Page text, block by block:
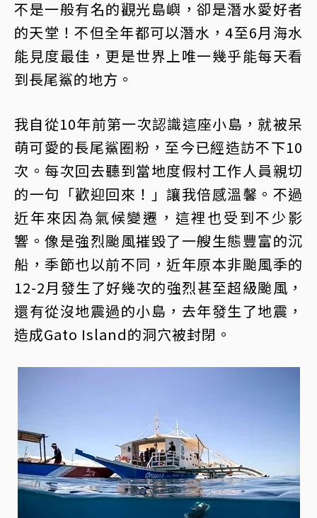
不是一般有名的觀光島嶼，卻是潛水愛好者
的天堂！不但全年都可以潛水，4至6月海水
能見度最佳，更是世界上唯一幾乎能每天看
到長尾鯊的地方。
我自從10年前第一次認識這座小島，就被呆
萌可愛的長尾鯊圈粉，至今已經造訪不下10
次。每次回去聽到當地度假村工作人員親切
的一句「歡迎回來！」讓我倍感溫馨。不過
近年來因為氣候變遷，這裡也受到不少影
響。像是強烈颱風摧毀了一艘生態豐富的沉
船，季節也以前不同，近年原本非颱風季的
12-2月發生了好幾次的強烈甚至超級颱風，
還有從沒地震過的小島，去年發生了地震，
造成Gato Island的洞穴被封閉。